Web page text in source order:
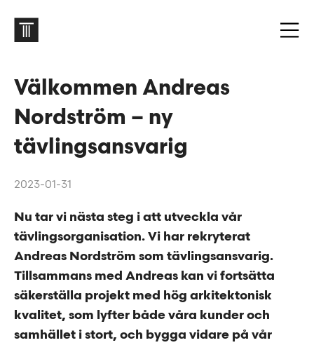
Välkommen Andreas
Nordström – ny
tävlingsansvarig
2023-01-31
Nu tar vi nästa steg i att utveckla vår
tävlingsorganisation. Vi har rekryterat
Andreas Nordström som tävlingsansvarig.
Tillsammans med Andreas kan vi fortsätta
säkerställa projekt med hög arkitektonisk
kvalitet, som lyfter både våra kunder och
samhället i stort, och bygga vidare på vår